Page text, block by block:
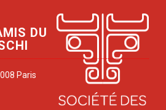
DU
Paris